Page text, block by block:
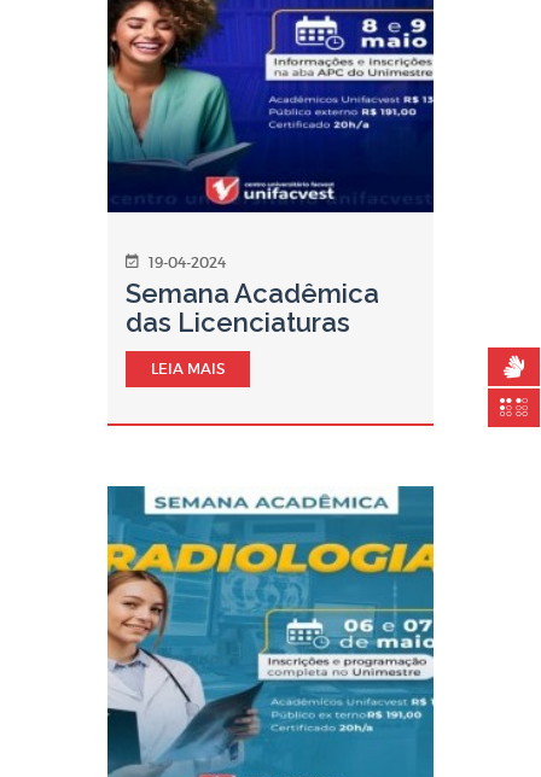
19-04-2024
Semana Acadêmica
das Licenciaturas
LEIA MAIS